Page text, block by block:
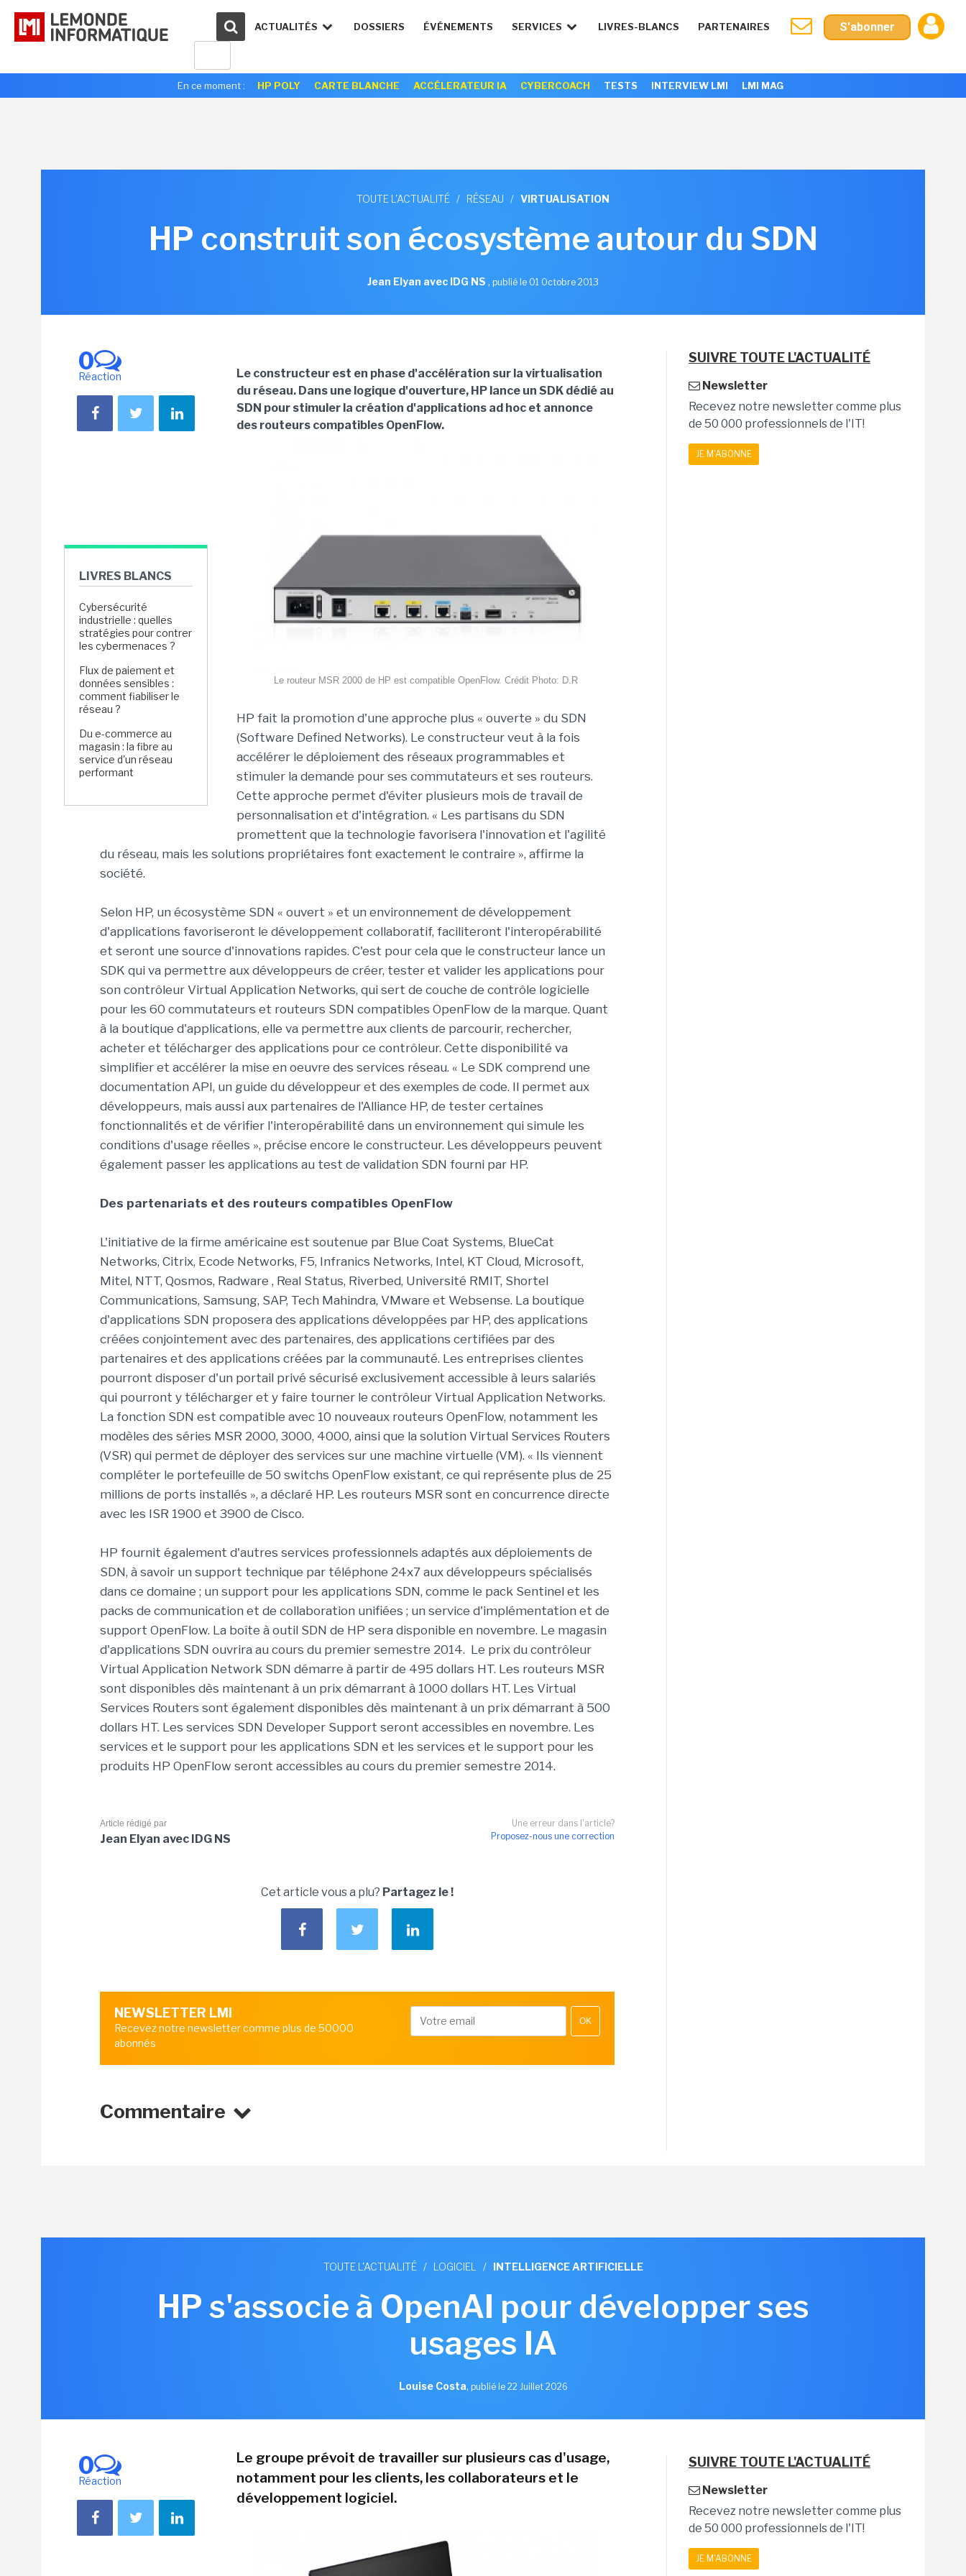
ACTUALITÉS DOSSIERS ÉVÉNEMENTS SERVICES LIVRES-BLANCS PARTENAIRES S'abonner
En ce moment : HP POLY CARTE BLANCHE ACCÉLERATEUR IA CYBERCOACH TESTS INTERVIEW LMI LMI MAG
TOUTE L'ACTUALITÉ / RÉSEAU / VIRTUALISATION
HP construit son écosystème autour du SDN
Jean Elyan avec IDG NS , publié le 01 Octobre 2013
0
Réaction
LIVRES BLANCS
Cybersécurité
industrielle : quelles
stratégies pour contrer
les cybermenaces ?
Flux de paiement et
données sensibles :
comment fiabiliser le
réseau ?
Du e-commerce au
magasin : la fibre au
service d'un réseau
performant
Le constructeur est en phase d'accélération sur la virtualisation
du réseau. Dans une logique d'ouverture, HP lance un SDK dédié au
SDN pour stimuler la création d'applications ad hoc et annonce
des routeurs compatibles OpenFlow.
Le routeur MSR 2000 de HP est compatible OpenFlow. Crédit Photo: D.R
HP fait la promotion d'une approche plus « ouverte » du SDN
(Software Defined Networks). Le constructeur veut à la fois
accélérer le déploiement des réseaux programmables et
stimuler la demande pour ses commutateurs et ses routeurs.
Cette approche permet d'éviter plusieurs mois de travail de
personnalisation et d'intégration. « Les partisans du SDN
promettent que la technologie favorisera l'innovation et l'agilité
du réseau, mais les solutions propriétaires font exactement le contraire », affirme la
société.
Selon HP, un écosystème SDN « ouvert » et un environnement de développement
d'applications favoriseront le développement collaboratif, faciliteront l'interopérabilité
et seront une source d'innovations rapides. C'est pour cela que le constructeur lance un
SDK qui va permettre aux développeurs de créer, tester et valider les applications pour
son contrôleur Virtual Application Networks, qui sert de couche de contrôle logicielle
pour les 60 commutateurs et routeurs SDN compatibles OpenFlow de la marque. Quant
à la boutique d'applications, elle va permettre aux clients de parcourir, rechercher,
acheter et télécharger des applications pour ce contrôleur. Cette disponibilité va
simplifier et accélérer la mise en oeuvre des services réseau. « Le SDK comprend une
documentation API, un guide du développeur et des exemples de code. Il permet aux
développeurs, mais aussi aux partenaires de l'Alliance HP, de tester certaines
fonctionnalités et de vérifier l'interopérabilité dans un environnement qui simule les
conditions d'usage réelles », précise encore le constructeur. Les développeurs peuvent
également passer les applications au test de validation SDN fourni par HP.
Des partenariats et des routeurs compatibles OpenFlow
L'initiative de la firme américaine est soutenue par Blue Coat Systems, BlueCat
Networks, Citrix, Ecode Networks, F5, Infranics Networks, Intel, KT Cloud, Microsoft,
Mitel, NTT, Qosmos, Radware , Real Status, Riverbed, Université RMIT, Shortel
Communications, Samsung, SAP, Tech Mahindra, VMware et Websense. La boutique
d'applications SDN proposera des applications développées par HP, des applications
créées conjointement avec des partenaires, des applications certifiées par des
partenaires et des applications créées par la communauté. Les entreprises clientes
pourront disposer d'un portail privé sécurisé exclusivement accessible à leurs salariés
qui pourront y télécharger et y faire tourner le contrôleur Virtual Application Networks.
La fonction SDN est compatible avec 10 nouveaux routeurs OpenFlow, notamment les
modèles des séries MSR 2000, 3000, 4000, ainsi que la solution Virtual Services Routers
(VSR) qui permet de déployer des services sur une machine virtuelle (VM). « Ils viennent
compléter le portefeuille de 50 switchs OpenFlow existant, ce qui représente plus de 25
millions de ports installés », a déclaré HP. Les routeurs MSR sont en concurrence directe
avec les ISR 1900 et 3900 de Cisco.
HP fournit également d'autres services professionnels adaptés aux déploiements de
SDN, à savoir un support technique par téléphone 24x7 aux développeurs spécialisés
dans ce domaine ; un support pour les applications SDN, comme le pack Sentinel et les
packs de communication et de collaboration unifiées ; un service d'implémentation et de
support OpenFlow. La boîte à outil SDN de HP sera disponible en novembre. Le magasin
d'applications SDN ouvrira au cours du premier semestre 2014. Le prix du contrôleur
Virtual Application Network SDN démarre à partir de 495 dollars HT. Les routeurs MSR
sont disponibles dès maintenant à un prix démarrant à 1000 dollars HT. Les Virtual
Services Routers sont également disponibles dès maintenant à un prix démarrant à 500
dollars HT. Les services SDN Developer Support seront accessibles en novembre. Les
services et le support pour les applications SDN et les services et le support pour les
produits HP OpenFlow seront accessibles au cours du premier semestre 2014.
Une erreur dans l'article?
Proposez-nous une correction
Article rédigé par
Jean Elyan avec IDG NS
Cet article vous a plu? Partagez le !
NEWSLETTER LMI
Recevez notre newsletter comme plus de 50000
abonnés
OK
Commentaire
SUIVRE TOUTE L'ACTUALITÉ
Newsletter
Recevez notre newsletter comme plus
de 50 000 professionnels de l'IT!
JE M'ABONNE
TOUTE L'ACTUALITÉ / LOGICIEL / INTELLIGENCE ARTIFICIELLE
HP s'associe à OpenAI pour développer ses
usages IA
Louise Costa, publié le 22 Juillet 2026
0
Réaction
Le groupe prévoit de travailler sur plusieurs cas d'usage,
notamment pour les clients, les collaborateurs et le
développement logiciel.
SUIVRE TOUTE L'ACTUALITÉ
Newsletter
Recevez notre newsletter comme plus
de 50 000 professionnels de l'IT!
JE M'ABONNE